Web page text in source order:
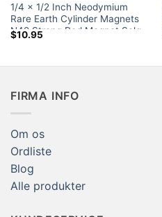
1/4 x 1/2 Inch Neodymium
Rare Earth Cylinder Magnets
N42 Strong Rod Magnet Salg
$10.95
FIRMA INFO
Om os
Ordliste
Blog
Alle produkter